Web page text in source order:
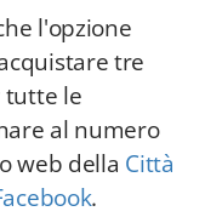
l'opzione
tre
tutte le
al numero
web della Città
.